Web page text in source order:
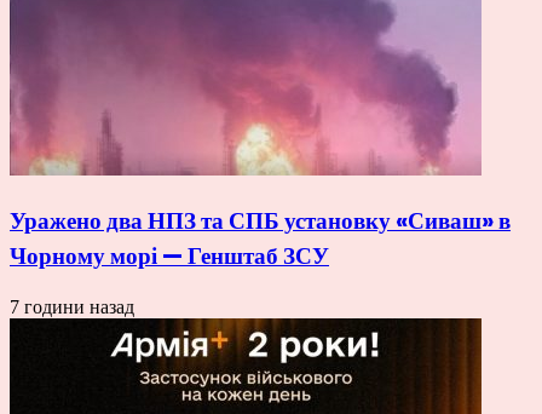
Уражено два НПЗ та СПБ установку «Сиваш» в
Чорному морі — Генштаб ЗСУ
7 години назад